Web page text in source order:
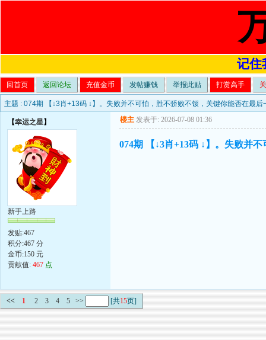
记住
回首页 返回论坛 充值金币 发帖赚钱 举报此贴 打赏高手
主题 : 074期 【↓3肖+13码 ↓】。失败并不可怕，胜不骄败不馁，关键你能否在最后
【幸运之星】
新手上路
发贴:467
积分:467 分
金币:150 元
贡献值: 467 点
楼主 发表于: 2026-07-08 01:36
074期 【↓3肖+13码 ↓】。失败并
<< 1 2 3 4 5 >> [共15页]